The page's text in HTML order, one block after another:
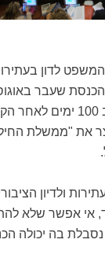
לדון
הכנסת שעבר
לפיו אם לא עבר
את "ממשלת
ולדיון
אי אפשר שלא
בה יכולה